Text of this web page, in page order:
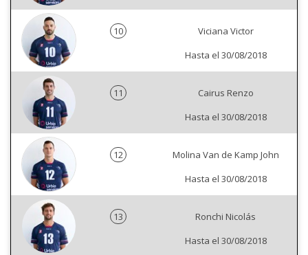
10
Viciana Victor
Hasta el 30/08/2018
11
Cairus Renzo
Hasta el 30/08/2018
12
Molina Van de Kamp John
Hasta el 30/08/2018
13
Ronchi Nicolás
Hasta el 30/08/2018